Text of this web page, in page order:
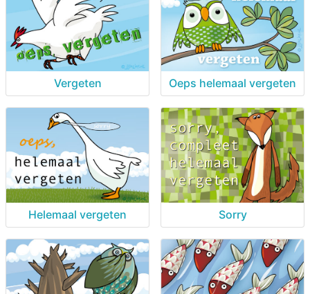
Vergeten Oeps helemaal vergeten
Helemaal vergeten Sorry